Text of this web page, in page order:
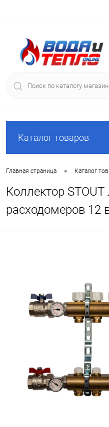
Каталог товаров
Главная страница • Каталог
Коллектор STOUT
расходомеров 12